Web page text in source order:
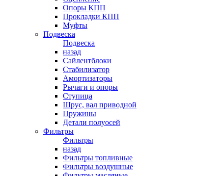
Опоры КПП
Прокладки КПП
Муфты
Подвеска
Подвеска
назад
Сайлентблоки
Стабилизатор
Амортизаторы
Рычаги и опоры
Ступица
Шрус, вал приводной
Пружины
Детали полуосей
Фильтры
Фильтры
назад
Фильтры топливные
Фильтры воздушные